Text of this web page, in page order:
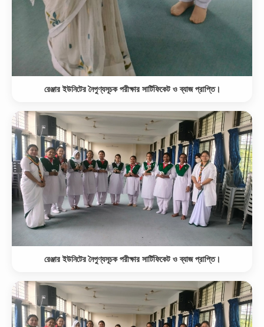
রেঞ্জার ইউনিটের নৈপুণ্যসূচক পরীক্ষার সার্টিফিকেট ও ব্যাজ প্রাপ্তি।
রেঞ্জার ইউনিটের নৈপুণ্যসূচক পরীক্ষার সার্টিফিকেট ও ব্যাজ প্রাপ্তি।